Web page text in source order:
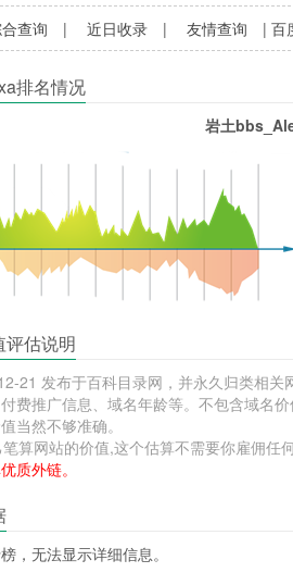
查询 |近日收录 |友情查询 |百
排名情况
岩土
评估说明
21 发布于百科目录网，并永久归类相关
费推广信息、域名年龄等。不包含域名
当然不够准确。
算网站的价值,这个估算不需要你雇佣任
质外链。
，无法显示详细信息。